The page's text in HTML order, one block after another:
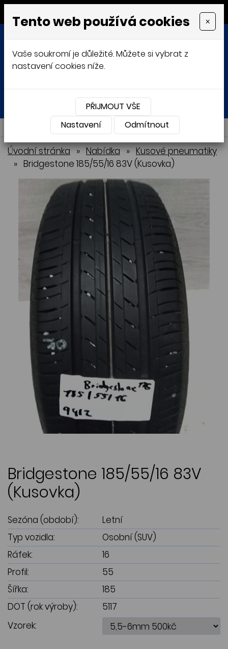
MENU
Přihlásit Košík
NABÍDKA
Úvodní stránka » Nabídka » Kusové pneumatiky
» Bridgestone 185/55/16 83V (Kusovka)
Bridgestone 185/55/16 83V
(Kusovka)
Sezóna (období):
Letní
Typ vozidla:
Osobní (SUV)
Ráfek:
16
Profil:
55
Šířka:
185
DOT (rok výroby):
5117
Vzorek:
Tento web používá cookies ×
Vaše soukromí je důležité. Můžete si vybrat z
nastavení cookies níže.
PŘIJMOUT VŠE
Nastavení
Odmítnout